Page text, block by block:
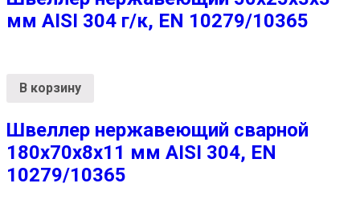
мм AISI 304 г/к, EN 10279/10365
В корзину
Швеллер нержавеющий сварной
180х70х8х11 мм AISI 304, EN
10279/10365